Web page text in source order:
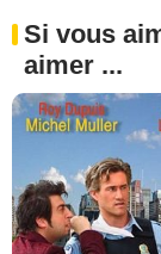
Si vous
aimer ...